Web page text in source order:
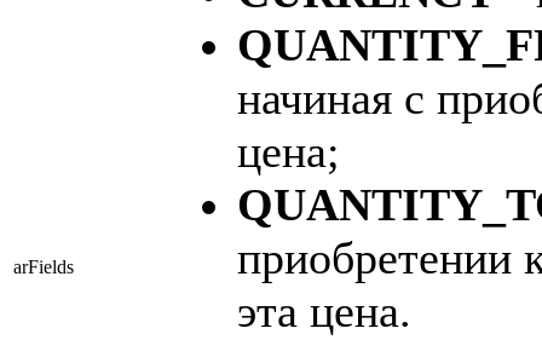
arFields
начиная с
цена;
приобретении
эта цена.